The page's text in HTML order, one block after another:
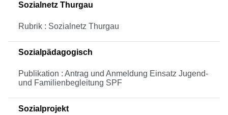
Sozialnetz Thurgau
Rubrik : Sozialnetz Thurgau
Sozialpädagogisch
Publikation : Antrag und Anmeldung Einsatz Jugend-
und Familienbegleitung SPF
Sozialprojekt